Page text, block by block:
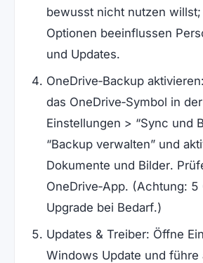
bewusst nicht nutzen
Optionen beeinflussen
und Updates.
OneDrive‑Backup
das OneDrive‑Symbol in
Einstellungen > “Sync und
“Backup verwalten” und
Dokumente und Bilder.
OneDrive‑App. (Achtung: 5
Upgrade bei Bedarf.)
Updates & Treiber: Öffne
Windows Update und führe